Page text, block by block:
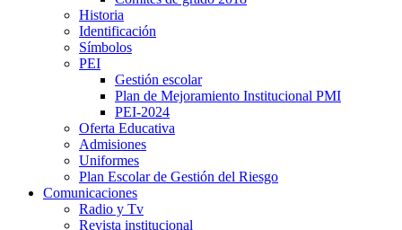
Historia
Identificación
Símbolos
PEI
Gestión escolar
Plan de Mejoramiento Institucional PMI
PEI-2024
Oferta Educativa
Admisiones
Uniformes
Plan Escolar de Gestión del Riesgo
Comunicaciones
Radio y Tv
Revista institucional